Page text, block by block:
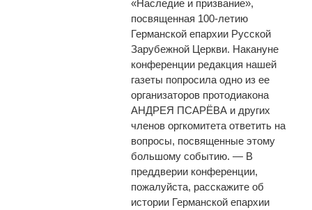
«Наследие и призвание»,
посвященная 100-летию
Германской епархии Русской
Зарубежной Церкви. Накануне
конференции редакция нашей
газеты попросила одно из ее
организаторов протодиакона
АНДРЕЯ ПСАРЁВА и других
членов оргкомитета ответить на
вопросы, посвященные этому
большому событию. — В
преддверии конференции,
пожалуйста, расскажите об
истории Германской епархии